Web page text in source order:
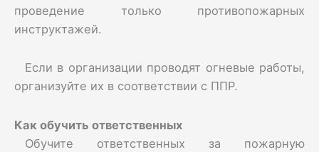
проведение только противопожарных
инструктажей.
Если в организации проводят огневые работы,
организуйте их в соответствии с ППР.
Как обучить ответственных
Обучите ответственных за пожарную